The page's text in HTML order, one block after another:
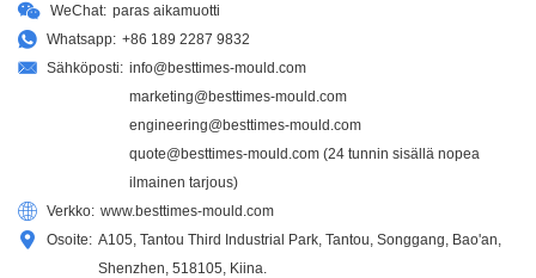
WeChat: paras aikamuotti
Whatsapp: +86 189 2287 9832
Sähköposti: info@besttimes-mould.com
marketing@besttimes-mould.com
engineering@besttimes-mould.com
quote@besttimes-mould.com (24 tunnin sisällä nopea
ilmainen tarjous)
Verkko: www.besttimes-mould.com
Osoite: A105, Tantou Third Industrial Park, Tantou, Songgang, Bao'an,
Shenzhen, 518105, Kiina.